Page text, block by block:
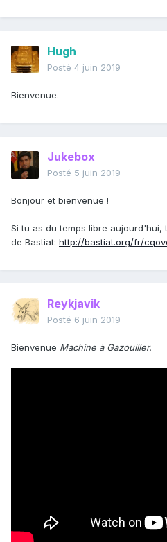
Hugh
Posté 4 juin 2019
Bienvenue.
Jukebox
Posté 5 juin 2019
Bonjour et bienvenue !
Si tu as du temps libre
de Bastiat: http://bastiat.org/fr/
Reykjavik
Posté 6 juin 2019
Bienvenue Machine à Gazouiller.